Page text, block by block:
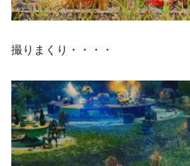
撮りまくり・・・・